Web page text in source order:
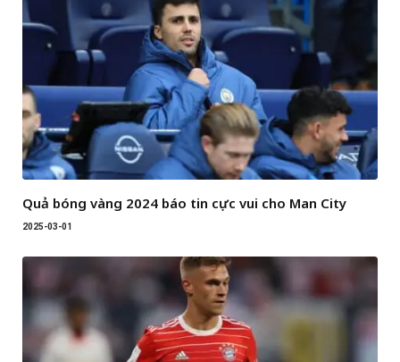
Quả bóng vàng 2024 báo tin cực vui cho Man City
2025-03-01